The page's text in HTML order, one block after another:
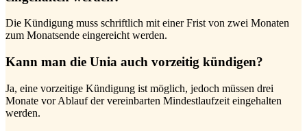
Die Kündigung muss schriftlich mit einer Frist von zwei Monaten
zum Monatsende eingereicht werden.
Kann man die Unia auch vorzeitig kündigen?
Ja, eine vorzeitige Kündigung ist möglich, jedoch müssen drei
Monate vor Ablauf der vereinbarten Mindestlaufzeit eingehalten
werden.